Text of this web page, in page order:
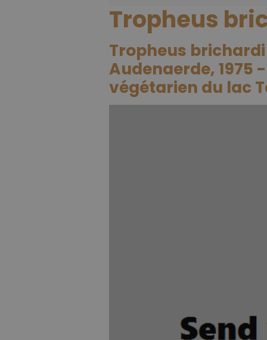
Tropheus
Tropheus
Audenaerde, 1975
végétarien du lac